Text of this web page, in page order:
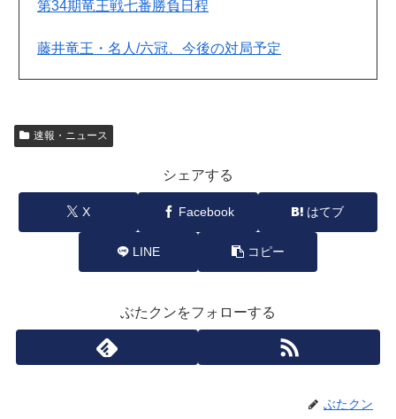
第34期竜王戦七番勝負日程
藤井竜王・名人/六冠、今後の対局予定
速報・ニュース
シェアする
X Facebook はてブ
LINE コピー
ぶたクンをフォローする
ぶたクン